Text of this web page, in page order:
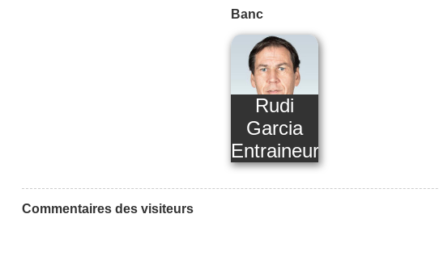
Banc
Rudi
Garcia
Entraineur
Commentaires des visiteurs